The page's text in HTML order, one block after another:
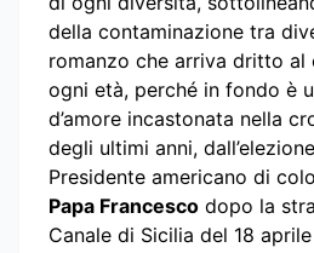
della contaminazione tra
romanzo che arriva dritto
ogni età, perché in fondo è
d’amore incastonata nella
degli ultimi anni,
Presidente americano di
Papa Francesco dopo la
Canale di Sicilia del 18